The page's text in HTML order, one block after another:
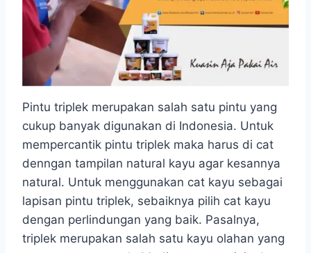
Pintu triplek merupakan salah satu pintu yang
cukup banyak digunakan di Indonesia. Untuk
mempercantik pintu triplek maka harus di cat
denngan tampilan natural kayu agar kesannya
natural. Untuk menggunakan cat kayu sebagai
lapisan pintu triplek, sebaiknya pilih cat kayu
dengan perlindungan yang baik. Pasalnya,
triplek merupakan salah satu kayu olahan yang